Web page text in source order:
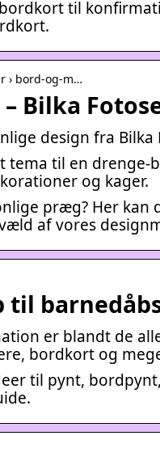
til
› bord-og-m…
Bilka
design fra Bilka
tema til en
og kager.
præg? Her
af vores
til
er blandt de
bordkort og
til pynt,